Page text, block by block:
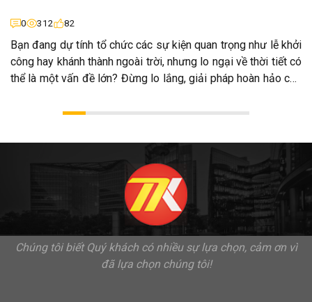
0 312 82
Bạn đang dự tính tổ chức các sự kiện quan trọng như lễ khởi
công hay khánh thành ngoài trời, nhưng lo ngại về thời tiết có
thể là một vấn đề lớn? Đừng lo lắng, giải pháp hoàn hảo cho
Chúng tôi biết Quý khách có nhiều sự lựa chọn, cảm ơn vì
đã lựa chọn chúng tôi!